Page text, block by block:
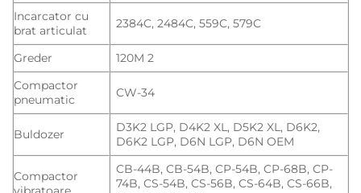
Incarcator cu
brat articulat
2384C, 2484C, 559C, 579C
Greder
120M 2
Compactor
pneumatic
CW-34
Buldozer
D3K2 LGP, D4K2 XL, D5K2 XL, D6K2,
D6K2 LGP, D6N LGP, D6N OEM
Compactor
CB-44B, CB-54B, CP-54B, CP-68B, CP-
74B, CS-54B, CS-56B, CS-64B, CS-66B,